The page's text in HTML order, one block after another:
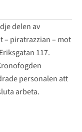
delen av
– piratrazzian – mot
117.
personalen att
arbeta.